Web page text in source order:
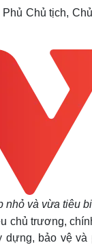
Xe máy
Giải trí
Nghệ sĩ
Thời trang
Chủ tịch,
nhỏ và vừa tiêu
chủ trương,
dựng, bảo vệ